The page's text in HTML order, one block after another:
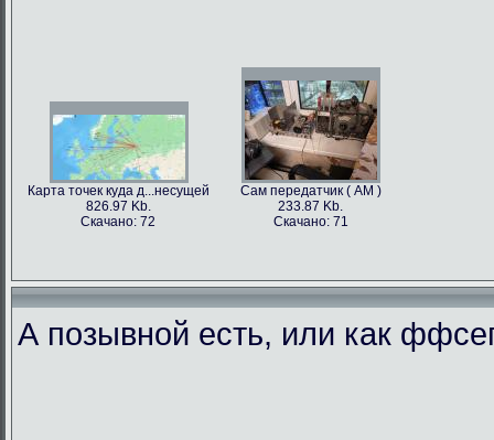
Карта точек куда д...несущей
826.97 Kb.
Скачано: 72
Сам передатчик ( АМ )
233.87 Kb.
Скачано: 71
А позывной есть, или как